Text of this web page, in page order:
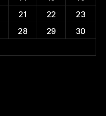
21 22
23
28 29
30